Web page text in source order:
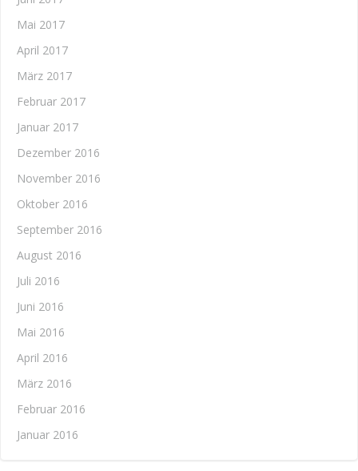
Mai 2017
April 2017
März 2017
Februar 2017
Januar 2017
Dezember 2016
November 2016
Oktober 2016
September 2016
August 2016
Juli 2016
Juni 2016
Mai 2016
April 2016
März 2016
Februar 2016
Januar 2016